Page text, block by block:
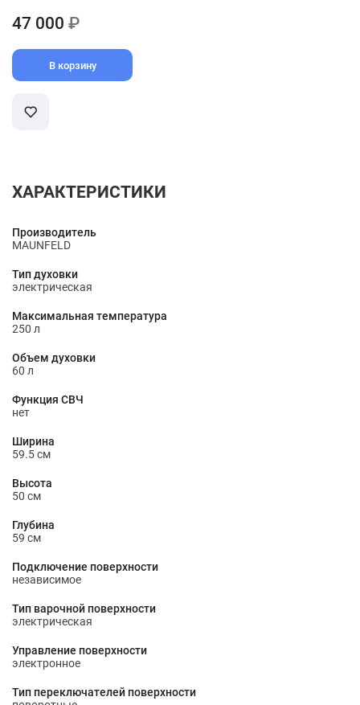
47 000 ₽
В корзину
ХАРАКТЕРИСТИКИ
Производитель
MAUNFELD
Тип духовки
электрическая
Максимальная температура
250 л
Объем духовки
60 л
Функция СВЧ
нет
Ширина
59.5 см
Высота
50 см
Глубина
59 см
Подключение поверхности
независимое
Тип варочной поверхности
электрическая
Управление поверхности
электронное
Тип переключателей поверхности